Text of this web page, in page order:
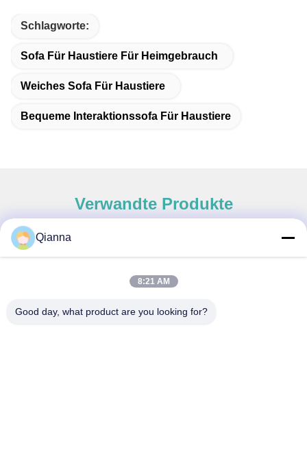
Schlagworte:
Sofa Für Haustiere Für Heimgebrauch
Weiches Sofa Für Haustiere
Bequeme Interaktionssofa Für Haustiere
Verwandte Produkte
Adresse
Qianna
8:21 AM
Good day, what product are you looking for?